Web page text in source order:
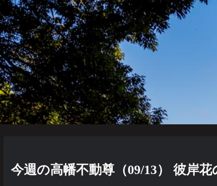
今週の高幡不動尊（09/13） 彼岸